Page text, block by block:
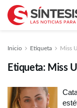
Inicio Etiqueta Miss
Etiqueta: Miss